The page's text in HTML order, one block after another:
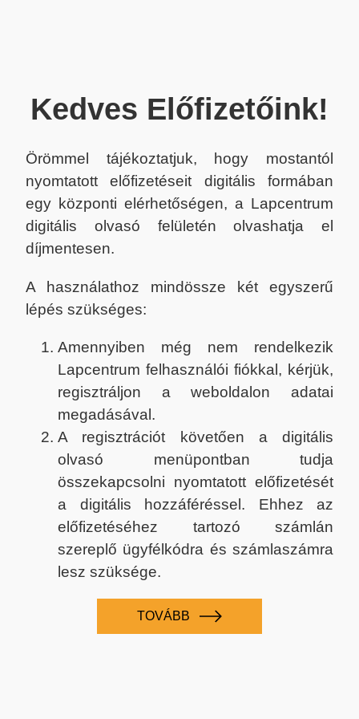
Kedves Előfizetőink!
Örömmel tájékoztatjuk, hogy mostantól
nyomtatott előfizetéseit digitális formában
egy központi elérhetőségen, a Lapcentrum
digitális olvasó felületén olvashatja el
díjmentesen.
A használathoz mindössze két egyszerű
lépés szükséges:
Amennyiben még nem rendelkezik
Lapcentrum felhasználói fiókkal, kérjük,
regisztráljon a weboldalon adatai
megadásával.
A regisztrációt követően a digitális
olvasó menüpontban tudja
összekapcsolni nyomtatott előfizetését
a digitális hozzáféréssel. Ehhez az
előfizetéséhez tartozó számlán
szereplő ügyfélkódra és számlaszámra
lesz szüksége.
TOVÁBB